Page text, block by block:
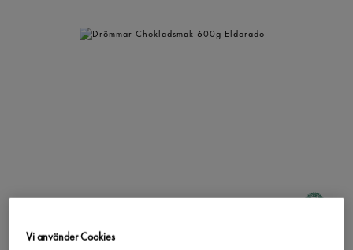
Vi använder Cookies